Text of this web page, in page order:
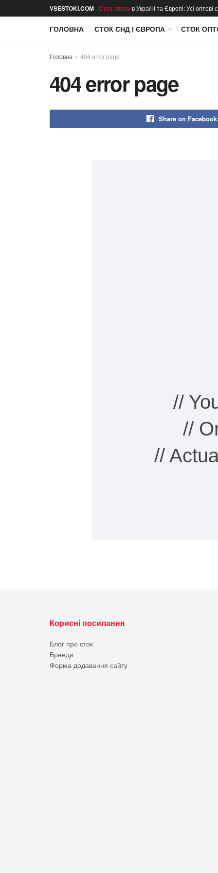
VSESTOKI.COM-Сток оптомв Україні та Європі: Усі
ГОЛОВНА СТОК СНД І ЄВРОПА СТОК
Головна 404 error page
404 error page
Share on Facebook
//
//
//
Корисні посилання
Блог про сток
Бренди
Форма додавання сайту